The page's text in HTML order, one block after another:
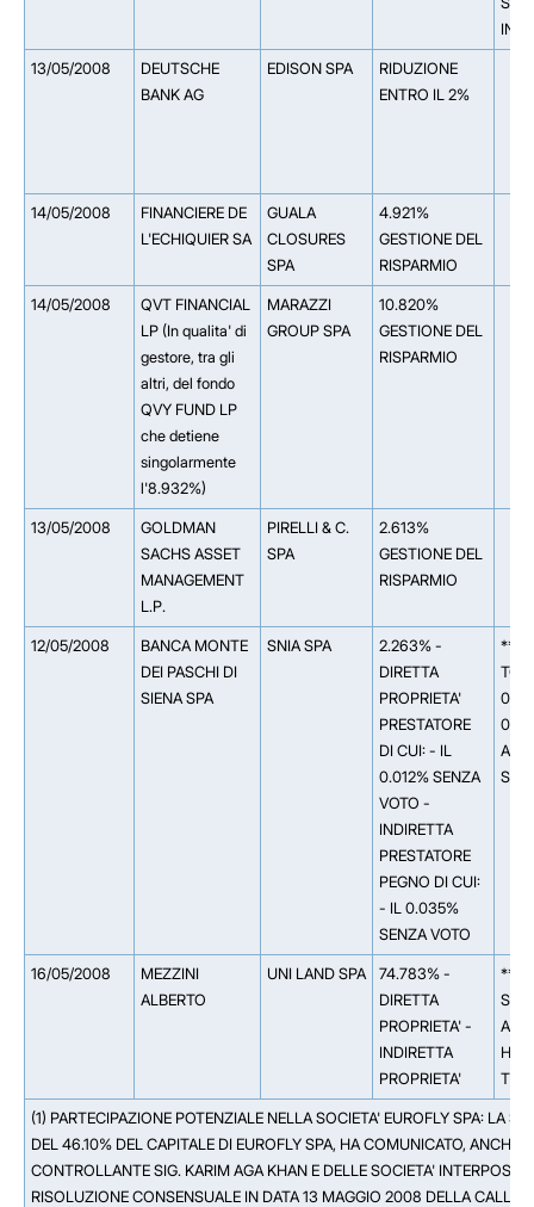
13/05/2008
DEUTSCHE
BANK AG
EDISON SPA
RIDUZIONE
ENTRO IL 2%
14/05/2008
FINANCIERE DE
L'ECHIQUIER SA
GUALA
CLOSURES
SPA
4.921%
GESTIONE DEL
RISPARMIO
14/05/2008
QVT FINANCIAL
LP (In qualita' di
gestore, tra gli
altri, del fondo
QVY FUND LP
che detiene
singolarmente
l'8.932%)
MARAZZI
GROUP SPA
10.820%
GESTIONE DEL
RISPARMIO
13/05/2008
GOLDMAN
SACHS ASSET
MANAGEMENT
L.P.
PIRELLI & C.
SPA
2.613%
GESTIONE DEL
RISPARMIO
12/05/2008
BANCA MONTE
DEI PASCHI DI
SIENA SPA
SNIA SPA
2.263% -
DIRETTA
PROPRIETA'
PRESTATORE
DI CUI: - IL
0.012% SENZA
VOTO -
INDIRETTA
PRESTATORE
PEGNO DI CUI:
- IL 0.035%
SENZA VOTO
**
SPA
16/05/2008
MEZZINI
ALBERTO
UNI LAND SPA
74.783% -
DIRETTA
PROPRIETA' -
INDIRETTA
PROPRIETA'
**
(1) PARTECIPAZIONE POTENZIALE NELLA SOCIETA' EUROFLY SPA: LA
DEL 46.10% DEL CAPITALE DI EUROFLY SPA, HA COMUNICATO, ANCHE
CONTROLLANTE SIG. KARIM AGA KHAN E DELLE SOCIETA'
RISOLUZIONE CONSENSUALE IN DATA 13 MAGGIO 2008 DELLA CALL